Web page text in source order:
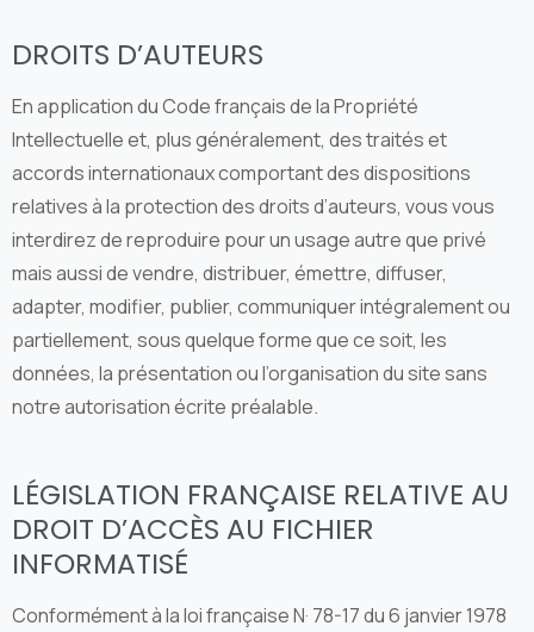
DROITS D’AUTEURS
En application du Code français de la Propriété
Intellectuelle et, plus généralement, des traités et
accords internationaux comportant des dispositions
relatives à la protection des droits d’auteurs, vous vous
interdirez de reproduire pour un usage autre que privé
mais aussi de vendre, distribuer, émettre, diffuser,
adapter, modifier, publier, communiquer intégralement ou
partiellement, sous quelque forme que ce soit, les
données, la présentation ou l’organisation du site sans
notre autorisation écrite préalable.
LÉGISLATION FRANÇAISE RELATIVE AU
DROIT D’ACCÈS AU FICHIER
INFORMATISÉ
Conformément à la loi française N· 78-17 du 6 janvier 1978